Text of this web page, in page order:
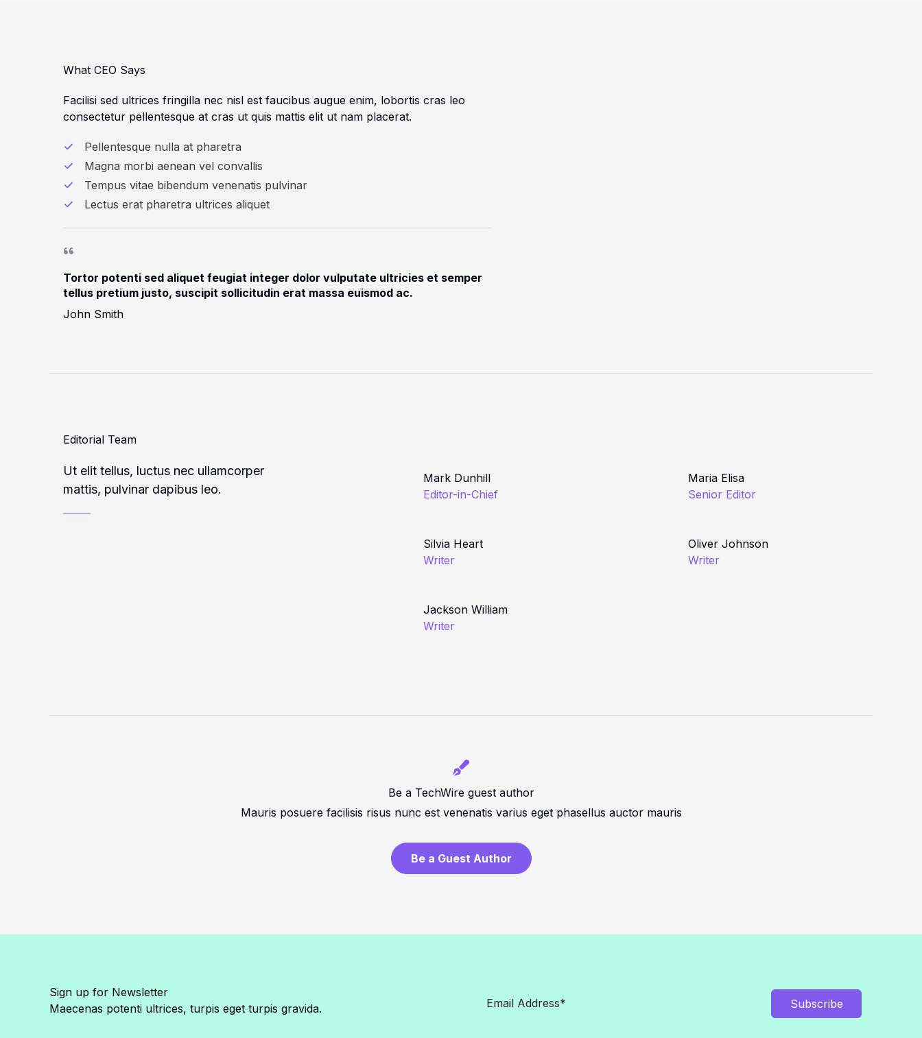
What CEO Says​
Facilisi sed ultrices fringilla nec nisl est faucibus augue enim, lobortis cras leo
consectetur pellentesque at cras ut quis mattis elit ut nam placerat.
Pellentesque nulla at pharetra
Magna morbi aenean vel convallis
Tempus vitae bibendum venenatis pulvinar
Lectus erat pharetra ultrices aliquet
Tortor potenti sed aliquet feugiat integer dolor vulputate ultricies et semper
tellus pretium justo, suscipit sollicitudin erat massa euismod ac.​
John Smith
Editorial Team
Ut elit tellus, luctus nec ullamcorper
mattis, pulvinar dapibus leo.
Mark Dunhill
Editor-in-Chief
Silvia Heart
Writer
Jackson William
Writer
Maria Elisa
Senior Editor
Oliver Johnson
Writer
Be a TechWire guest author
Mauris posuere facilisis risus nunc est venenatis varius eget phasellus auctor mauris
Be a Guest Author
Sign up for Newsletter
Maecenas potenti ultrices, turpis eget turpis gravida.
Subscribe